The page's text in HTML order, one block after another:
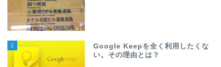
2
Google Keepを全く利用したくな
い。その理由とは？